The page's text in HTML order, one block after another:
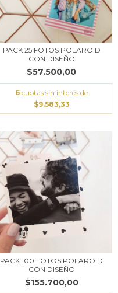
PACK 25 FOTOS POLAROID
CON DISEÑO
$57.500,00
6 cuotas sin interés de
$9.583,33
PACK 100 FOTOS POLAROID
CON DISEÑO
$155.700,00